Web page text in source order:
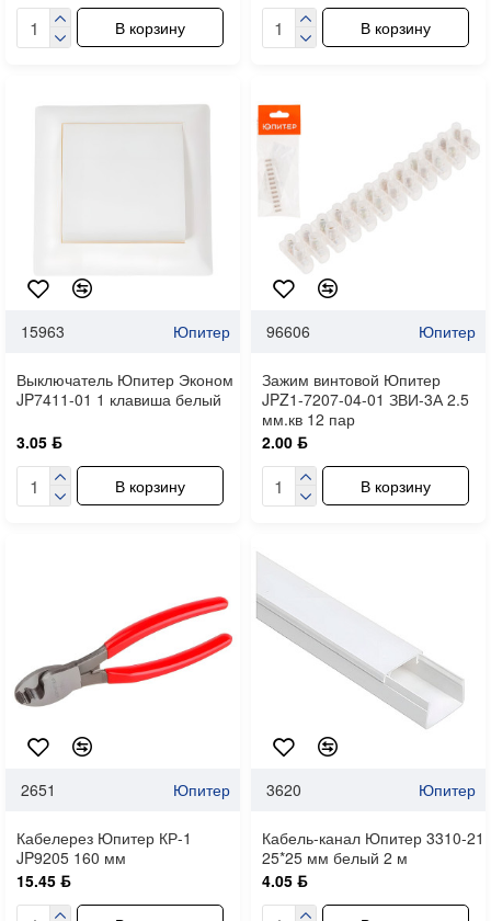
В корзину В корзину
15963 Юпитер
Выключатель Юпитер Эконом
JP7411-01 1 клавиша белый
3.05 ƃ
В корзину
96606 Юпитер
Зажим винтовой Юпитер
JPZ1-7207-04-01 ЗВИ-3А 2.5
мм.кв 12 пар
2.00 ƃ
В корзину
2651 Юпитер
Кабелерез Юпитер КР-1
JP9205 160 мм
15.45 ƃ
3620 Юпитер
Кабель-канал Юпитер 3310-21
25*25 мм белый 2 м
4.05 ƃ